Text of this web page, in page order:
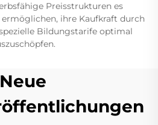
Preisstrukturen es
ihre Kaufkraft durch
Bildungstarife optimal
Neue